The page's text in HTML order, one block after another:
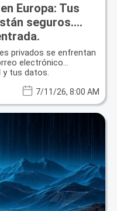
Europa: Tus
seguros.
privados se enfrentan
electrónico
tus datos.
7/11/26, 8:00 AM